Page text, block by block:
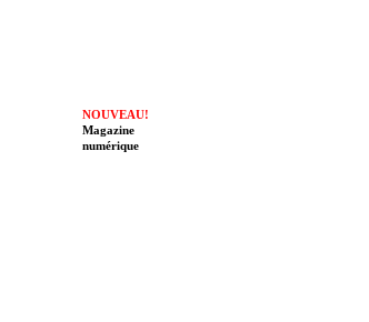
NOUVEAU!
Magazine
numérique